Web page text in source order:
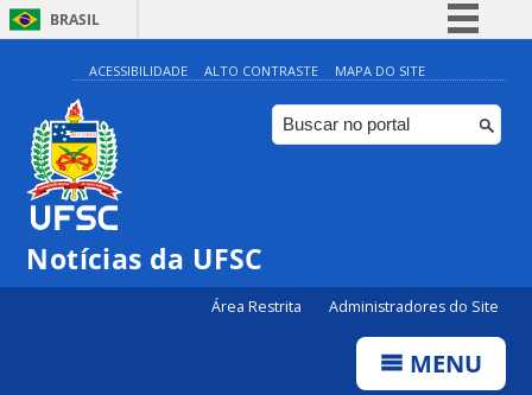
BRASIL
Simplifique!
Comunica BR
Participe
ACESSIBILIDADE ALTO CONTRASTE MAPA DO SITE
Notícias da UFSC
Área Restrita Administradores do Site
MENU